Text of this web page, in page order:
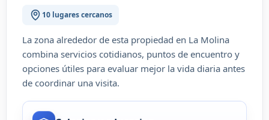
10 lugares cercanos
La zona alrededor de esta propiedad en La Molina
combina servicios cotidianos, puntos de encuentro y
opciones útiles para evaluar mejor la vida diaria antes
de coordinar una visita.